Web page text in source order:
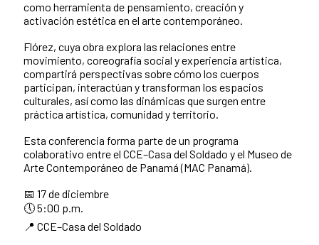
como herramienta de pensamiento, creación y
activación estética en el arte contemporáneo.
Flórez, cuya obra explora las relaciones entre
movimiento, coreografía social y experiencia artística,
compartirá perspectivas sobre cómo los cuerpos
participan, interactúan y transforman los espacios
culturales, así como las dinámicas que surgen entre
práctica artística, comunidad y territorio.
Esta conferencia forma parte de un programa
colaborativo entre el CCE–Casa del Soldado y el Museo de
Arte Contemporáneo de Panamá (MAC Panamá).
📅 17 de diciembre
🕔 5:00 p.m.
📍 CCE–Casa del Soldado